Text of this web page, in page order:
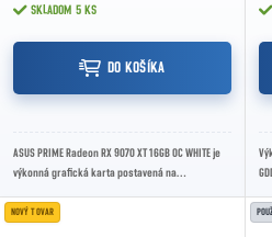
SKLADOM 5 KS
DO KOŠÍKA
ASUS PRIME Radeon RX 9070 XT 16GB OC WHITE je
výkonná grafická karta postavená na
pamäte,...
NOVÝ TOVAR